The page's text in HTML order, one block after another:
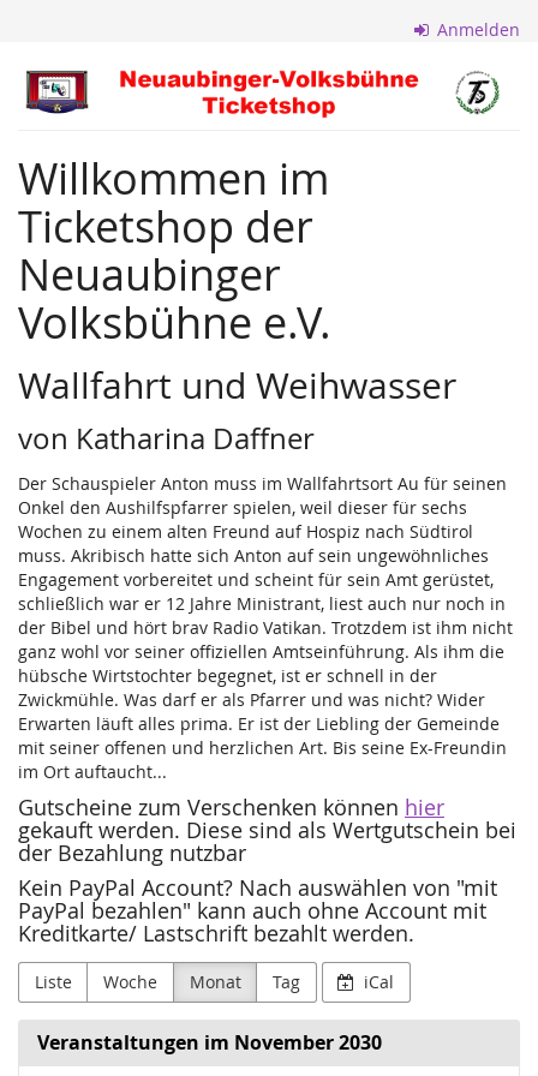
Inhalt
springen
Anmelden
Neuaubinger
e.V.
Willkommen im
Ticketshop der
Neuaubinger
Volksbühne e.V.
Wallfahrt und Weihwasser
von Katharina Daffner
Der Schauspieler Anton muss im Wallfahrtsort Au für seinen
Onkel den Aushilfspfarrer spielen, weil dieser für sechs
Wochen zu einem alten Freund auf Hospiz nach Südtirol
muss. Akribisch hatte sich Anton auf sein ungewöhnliches
Engagement vorbereitet und scheint für sein Amt gerüstet,
schließlich war er 12 Jahre Ministrant, liest auch nur noch in
der Bibel und hört brav Radio Vatikan. Trotzdem ist ihm nicht
ganz wohl vor seiner offiziellen Amtseinführung. Als ihm die
hübsche Wirtstochter begegnet, ist er schnell in der
Zwickmühle. Was darf er als Pfarrer und was nicht? Wider
Erwarten läuft alles prima. Er ist der Liebling der Gemeinde
mit seiner offenen und herzlichen Art. Bis seine Ex-Freundin
im Ort auftaucht...
Gutscheine zum Verschenken können hier
gekauft werden. Diese sind als Wertgutschein bei
der Bezahlung nutzbar
Kein PayPal Account? Nach auswählen von "mit
PayPal bezahlen" kann auch ohne Account mit
Kreditkarte/ Lastschrift bezahlt werden.
Liste Woche Monat Tag iCal
Veranstaltungen im November 2030